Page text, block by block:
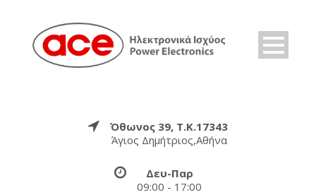
Όθωνος 39, Τ.Κ.17343
Άγιος Δημήτριος,Αθήνα
Δευ-Παρ
09:00 - 17:00